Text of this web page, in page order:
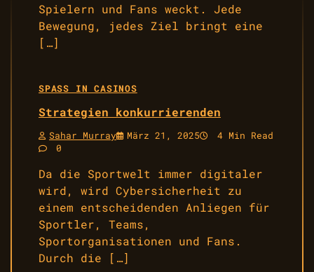
Spielern und Fans weckt. Jede
Bewegung, jedes Ziel bringt eine
[…]
SPASS IN CASINOS
Strategien konkurrierenden
Sahar Murray März 21, 2025
4 Min Read
0
Da die Sportwelt immer digitaler
wird, wird Cybersicherheit zu
einem entscheidenden Anliegen für
Sportler, Teams,
Sportorganisationen und Fans.
Durch die […]